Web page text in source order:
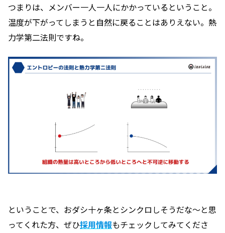
つまりは、メンバー一人一人にかかっているということ。
温度が下がってしまうと自然に戻ることはありえない。熱
力学第二法則ですね。
ということで、おダシ十ヶ条とシンクロしそうだな〜と思
ってくれた方、ぜひ採用情報もチェックしてみてくださ